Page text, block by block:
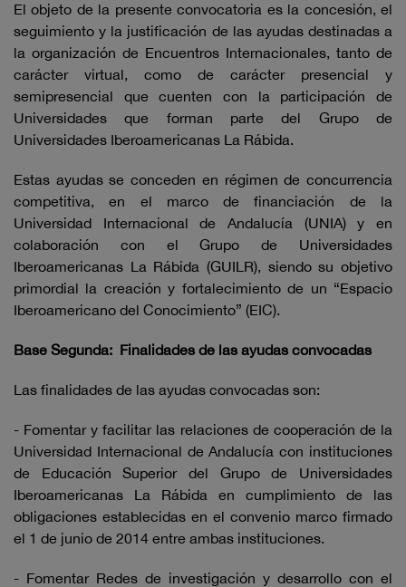
El objeto de la presente convocatoria es la concesión, el
seguimiento y la justificación de las ayudas destinadas a
la organización de Encuentros Internacionales, tanto de
carácter virtual, como de carácter presencial y
semipresencial que cuenten con la participación de
Universidades que forman parte del Grupo de
Universidades Iberoamericanas La Rábida.
Estas ayudas se conceden en régimen de concurrencia
competitiva, en el marco de financiación de la
Universidad Internacional de Andalucía (UNIA) y en
colaboración con el Grupo de Universidades
Iberoamericanas La Rábida (GUILR), siendo su objetivo
primordial la creación y fortalecimiento de un “Espacio
Iberoamericano del Conocimiento” (EIC).
Base Segunda: Finalidades de las ayudas convocadas
Las finalidades de las ayudas convocadas son:
- Fomentar y facilitar las relaciones de cooperación de la
Universidad Internacional de Andalucía con instituciones
de Educación Superior del Grupo de Universidades
Iberoamericanas La Rábida en cumplimiento de las
obligaciones establecidas en el convenio marco firmado
el 1 de junio de 2014 entre ambas instituciones.
- Fomentar Redes de investigación y desarrollo con el